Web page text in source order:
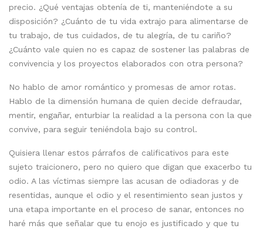
precio. ¿Qué ventajas obtenía de ti, manteniéndote a su
disposición? ¿Cuánto de tu vida extrajo para alimentarse de
tu trabajo, de tus cuidados, de tu alegría, de tu cariño?
¿Cuánto vale quien no es capaz de sostener las palabras de
convivencia y los proyectos elaborados con otra persona?
No hablo de amor romántico y promesas de amor rotas.
Hablo de la dimensión humana de quien decide defraudar,
mentir, engañar, enturbiar la realidad a la persona con la que
convive, para seguir teniéndola bajo su control.
Quisiera llenar estos párrafos de calificativos para este
sujeto traicionero, pero no quiero que digan que exacerbo tu
odio. A las víctimas siempre las acusan de odiadoras y de
resentidas, aunque el odio y el resentimiento sean justos y
una etapa importante en el proceso de sanar, entonces no
haré más que señalar que tu enojo es justificado y que tu